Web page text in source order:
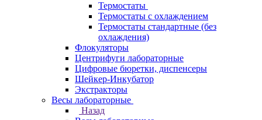
Термостаты
Термостаты с охлаждением
Термостаты стандартные (без
охлаждения)
Флокуляторы
Центрифуги лабораторные
Цифровые бюретки, диспенсеры
Шейкер-Инкубатор
Экстракторы
Весы лабораторные
Назад